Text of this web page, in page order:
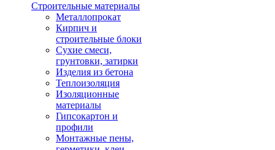
Строительные материалы
Металлопрокат
Кирпич и
строительные блоки
Сухие смеси,
грунтовки, затирки
Изделия из бетона
Теплоизоляция
Изоляционные
материалы
Гипсокартон и
профили
Монтажные пены,